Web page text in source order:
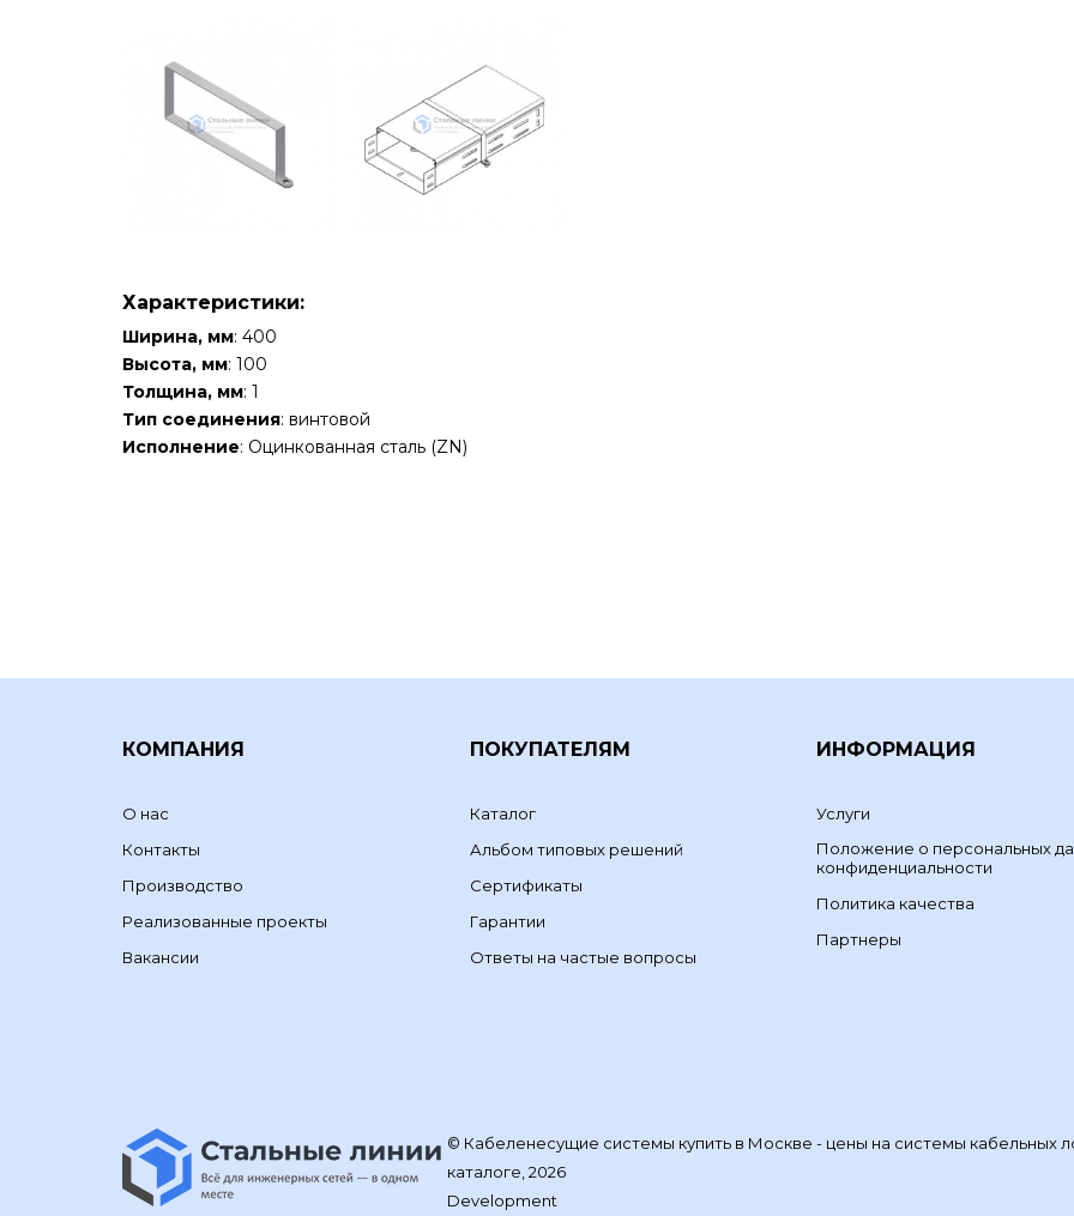
Характеристики:
Ширина, мм: 400
Высота, мм: 100
Толщина, мм: 1
Тип соединения: винтовой
Исполнение: Оцинкованная сталь (ZN)
КОМПАНИЯ
О нас
Контакты
Производство
Реализованные проекты
Вакансии
ПОКУПАТЕЛЯМ
Каталог
Альбом типовых решений
Сертификаты
Гарантии
Ответы на частые вопросы
ИНФОРМАЦИЯ
Услуги
Положение о персональных
конфиденциальности
Политика качества
Партнеры
© Кабеленесущие системы купить в Москве - цены на системы кабельных
каталоге, 2026
Development